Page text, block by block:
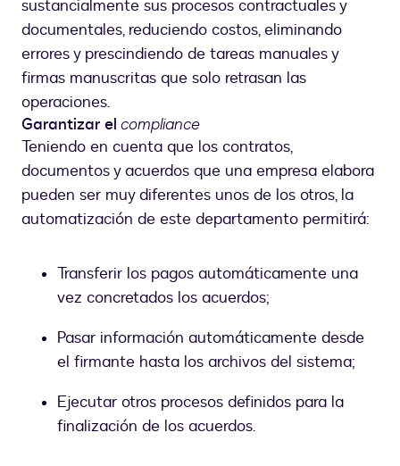
sustancialmente sus procesos contractuales y
documentales, reduciendo costos, eliminando
errores y prescindiendo de tareas manuales y
firmas manuscritas que solo retrasan las
operaciones.
Garantizar el compliance
Teniendo en cuenta que los contratos,
documentos y acuerdos que una empresa elabora
pueden ser muy diferentes unos de los otros, la
automatización de este departamento permitirá:
Transferir los pagos automáticamente una
vez concretados los acuerdos;
Pasar información automáticamente desde
el firmante hasta los archivos del sistema;
Ejecutar otros procesos definidos para la
finalización de los acuerdos.